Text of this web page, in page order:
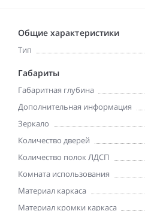
Общие характеристики
Тип
Габариты
Габаритная глубина
Дополнительная информация
Зеркало
Количество дверей
Количество полок ЛДСП
Комната использования
Материал каркаса
Материал кромки каркаса